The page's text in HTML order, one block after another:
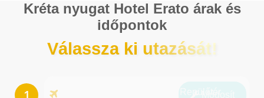
Kréta nyugat Hotel Erato árak és
időpontok
Válassza ki utazását!